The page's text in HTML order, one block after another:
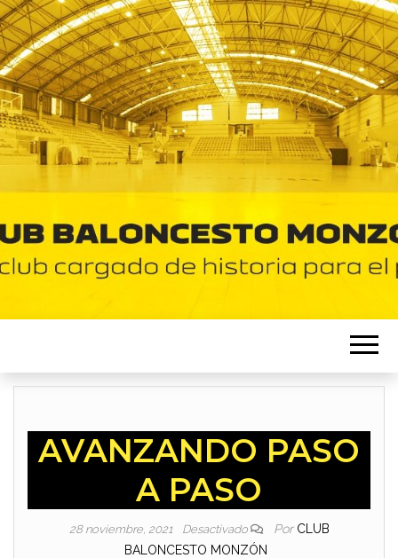
AVANZANDO PASO
A PASO
28 noviembre, 2021 Desactivado Por CLUB
BALONCESTO MONZÓN